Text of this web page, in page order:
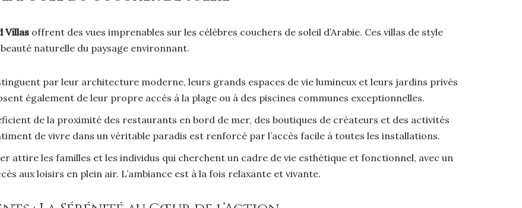
Villas offrent des vues imprenables sur les célèbres couchers de soleil d’Arabie. Ces villas de style
naturelle du paysage environnant.
par leur architecture moderne, leurs grands espaces de vie lumineux et leurs jardins privés
également de leur propre accès à la plage ou à des piscines communes exceptionnelles.
de la proximité des restaurants en bord de mer, des boutiques de créateurs et des activités
de vivre dans un véritable paradis est renforcé par l’accès facile à toutes les installations.
attire les familles et les individus qui cherchent un cadre de vie esthétique et fonctionnel, avec un
aux loisirs en plein air. L’ambiance est à la fois relaxante et vivante.